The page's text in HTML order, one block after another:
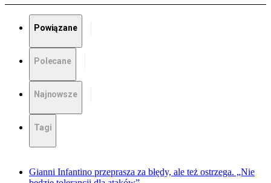
Powiązane
Polecane
Najnowsze
Tagi
Gianni Infantino przeprasza za błędy, ale też ostrzega. „Nie